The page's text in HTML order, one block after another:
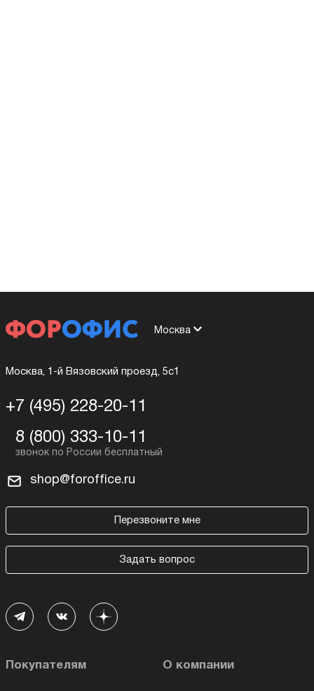
Москва
Москва, 1-й Вязовский проезд, 5с1
+7 (495) 228-20-11
8 (800) 333-10-11
shop@foroffice.ru
Перезвоните мне
Задать вопрос
Покупателям О компании